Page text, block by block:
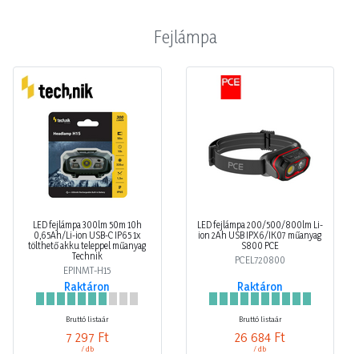
Fejlámpa
LED fejlámpa 300lm 50m 10h
0,65Ah/Li-ion USB-C IP65 1x
tölthető akku teleppel műanyag
Technik
EPINMT-H15
Raktáron
Bruttó listaár
7 297 Ft
/ db
LED fejlámpa 200/500/800lm Li-
ion 2Ah USB IPX6/IK07 műanyag
S800 PCE
PCEL720800
Raktáron
Bruttó listaár
26 684 Ft
/ db